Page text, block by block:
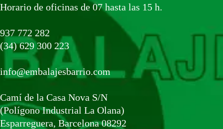
Horario de oficinas de 07 hasta las 15 h.
937 772 282
(34) 629 300 223
info@embalajesbarrio.com
Camí de la Casa Nova S/N
(Polígono Industrial La Olana)
Esparreguera, Barcelona 08292